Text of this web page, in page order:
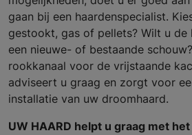
gaan bij een haardenspecialist.
gestookt, gas of pellets? Wilt u de
een nieuwe- of bestaande
rookkanaal voor de vrijstaande
adviseert u graag en zorgt voor
installatie van uw droomhaard.
UW HAARD helpt u graag met